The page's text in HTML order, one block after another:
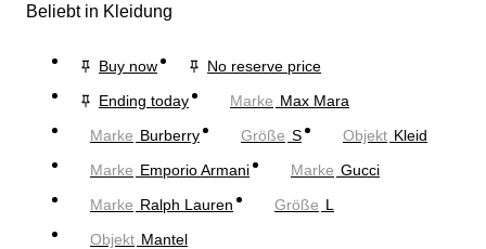
Beliebt in Kleidung
Buy now
No reserve price
Ending today
Marke Max Mara
Marke Burberry Größe S Objekt Kleid
Marke Emporio Armani Marke Gucci
Marke Ralph Lauren Größe L
Objekt Mantel